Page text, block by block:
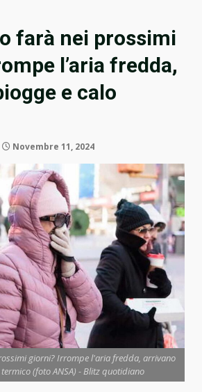
farà nei prossimi
l’aria fredda,
e calo
Novembre 11, 2024
giorni? Irrompe l'aria fredda, arrivano
(foto ANSA) - Blitz quotidiano